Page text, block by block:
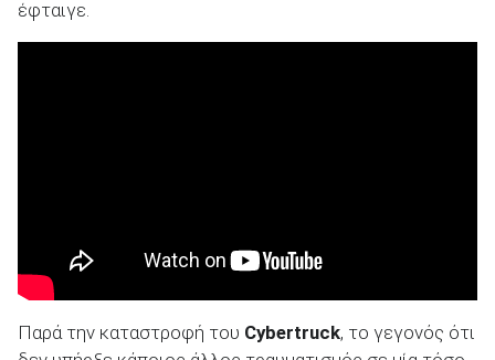
έφταιγε.
Παρά την καταστροφή του Cybertruck, το γεγονός ότι